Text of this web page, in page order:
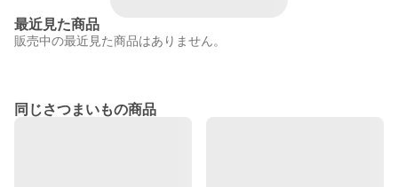
最近見た商品
販売中の最近見た商品はありません。
同じさつまいもの商品